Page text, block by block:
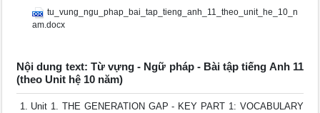
tu_vung_ngu_phap_bai_tap_tieng_anh_11_theo_unit_he_10_n
am.docx
Nội dung text: Từ vựng - Ngữ pháp - Bài tập tiếng Anh 11
(theo Unit hệ 10 năm)
Unit 1. THE GENERATION GAP - KEY PART 1: VOCABULARY